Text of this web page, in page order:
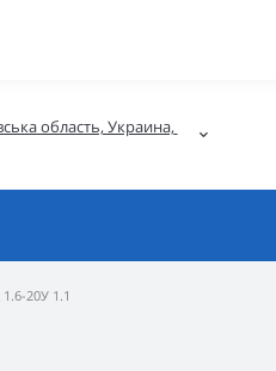
область, Украина,
20У 1.1